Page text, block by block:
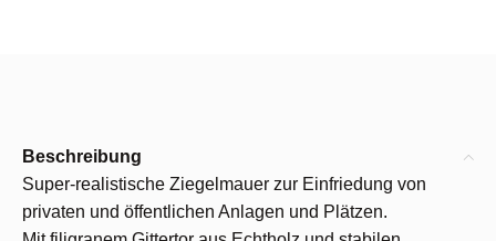
Beschreibung
Super-realistische Ziegelmauer zur Einfriedung von
privaten und öffentlichen Anlagen und Plätzen.